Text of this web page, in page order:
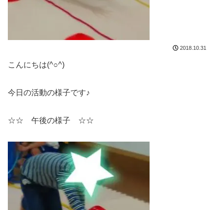
2018.10.31
こんにちは(^○^)
今日の活動の様子です♪
☆☆ 午後の様子 ☆☆